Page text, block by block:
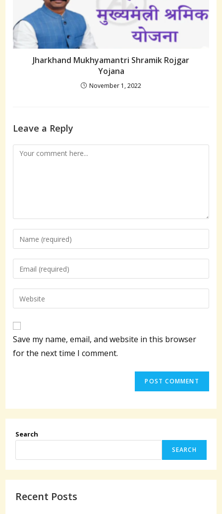
Jharkhand Mukhyamantri Shramik Rojgar
Yojana
November 1, 2022
Leave a Reply
Comment
Enter
your
name
to
comment
Enter
your
email
address
Enter
your
URL
(optional)
Save my name, email, and website in this browser
for the next time I comment.
Search
SEARCH
Recent Posts